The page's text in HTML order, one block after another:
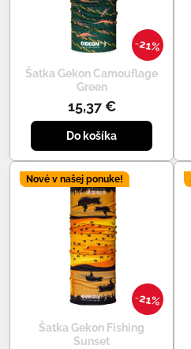
21%
Šatka Gekon Camouflage
Green
15,37 €
Do košíka
21%
Nové v našej ponuke!
Šatka Gekon Fishing
Sunset